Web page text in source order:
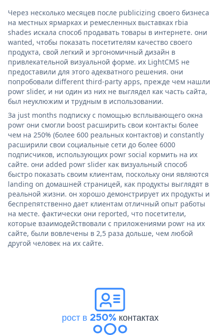
Через несколько месяцев после publicizing своего бизнеса
на местных ярмарках и ремесленных выставках rbia
shades искала способ продавать товары в интернете. они
wanted, чтобы показать посетителям качество своего
продукта, свой легкий и эргономичный дизайн в
привлекательной визуальной форме. их LightCMS не
предоставили для этого адекватного решения. они
попробовали different third-party apps, прежде чем нашли
powr slider, и ни один из них не выглядел как часть сайта,
был неуклюжим и трудным в использовании.
За just months подписку с помощью всплывающего окна
powr они смогли boost расширить свои контакты более
чем на 250% (более 600 реальных контактов) и constantly
расширили свои социальные сети до более 6000
подписчиков, использующих powr social кормить на их
сайте. они added powr slider как визуальный способ
быстро показать своим клиентам, поскольку они являются
landing on домашней страницей, как продукты выглядят в
реальной жизни. он хорошо демонстрирует их продукты и
беспрепятственно дает клиентам отличный опыт работы
на месте. фактически они reported, что посетители,
которые взаимодействовали с приложениями powr на их
сайте, были вовлечены в 2,5 раза дольше, чем любой
другой человек на их сайте.
рост в 250%контактах